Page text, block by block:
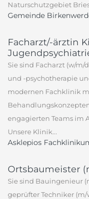
Naturschutzgebiet
Gemeinde
Facharzt/-ärztin
Sie sind Facharzt (w/
und -psychotherapie
modernen Fachklinik
engagierten Teams im
Unsere Klinik...
Asklepios
Ortsbaumeister
Sie sind Bauingenieur
geprüfter Techniker